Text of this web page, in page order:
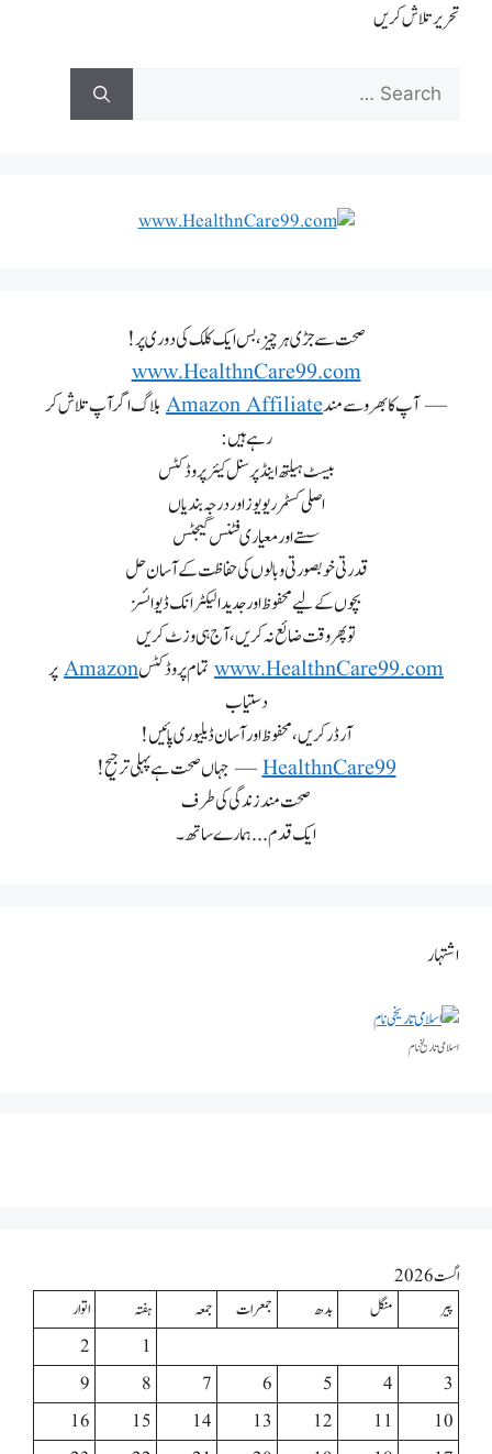
تحریر تلاش کریں
صحت سے جڑی ہر چیز، بس ایک کلک کی دوری پر!
www.HealthnCare99.com
— آپ کا بھروسے مندAmazon Affiliateبلاگ اگر آپ تلاش کر
رہے ہیں:
بیسٹ ہیلتھ اینڈ پرسنل کیئر پروڈکٹس
اصلی کسٹمر ریویوز اور درجہ بندیاں
سستے اور معیاری فٹنس گیجٹس
قدرتی خوبصورتی و بالوں کی حفاظت کے آسان حل
بچوں کے لیے محفوظ اور جدید الیکٹرانک ڈیوائسز
تو پھر وقت ضائع نہ کریں، آج ہی وزٹ کریں
www.HealthnCare99.com تمام پروڈکٹسAmazonپر
دستیاب
آرڈر کریں، محفوظ اور آسان ڈیلیوری پائیں!
HealthnCare99— جہاں صحت ہے پہلی ترجیح!
صحت مند زندگی کی طرف
ایک قدم... ہمارے ساتھ۔
اشتہار
اسلامی تاریخٰ نام
اگست 2026
پیر
منگل بدھ جمعرات جمعہ ہفتہ
اتوار
1
2
3
4
5
6
7
8
9
10
11
12
13
14
15
16